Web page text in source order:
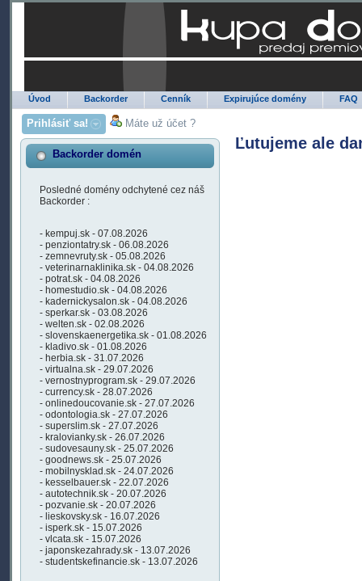
Úvod Backorder Cenník Expirujúce domény FAQ
Prihlásiť sa! Máte už účet ?
Backorder domén
Posledné domény odchytené cez náš
Backorder :
- kempuj.sk - 07.08.2026
- penziontatry.sk - 06.08.2026
- zemnevruty.sk - 05.08.2026
- veterinarnaklinika.sk - 04.08.2026
- potrat.sk - 04.08.2026
- homestudio.sk - 04.08.2026
- kadernickysalon.sk - 04.08.2026
- sperkar.sk - 03.08.2026
- welten.sk - 02.08.2026
- slovenskaenergetika.sk - 01.08.2026
- kladivo.sk - 01.08.2026
- herbia.sk - 31.07.2026
- virtualna.sk - 29.07.2026
- vernostnyprogram.sk - 29.07.2026
- currency.sk - 28.07.2026
- onlinedoucovanie.sk - 27.07.2026
- odontologia.sk - 27.07.2026
- superslim.sk - 27.07.2026
- kralovianky.sk - 26.07.2026
- sudovesauny.sk - 25.07.2026
- goodnews.sk - 25.07.2026
- mobilnysklad.sk - 24.07.2026
- kesselbauer.sk - 22.07.2026
- autotechnik.sk - 20.07.2026
- pozvanie.sk - 20.07.2026
- lieskovsky.sk - 16.07.2026
- isperk.sk - 15.07.2026
- vlcata.sk - 15.07.2026
- japonskezahrady.sk - 13.07.2026
- studentskefinancie.sk - 13.07.2026
Ľutujeme ale